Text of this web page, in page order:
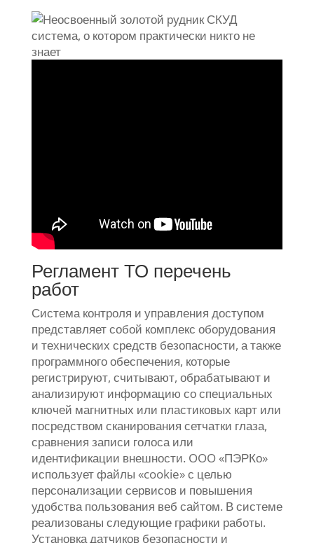
Регламент ТО перечень
работ
Система контроля и управления доступом
представляет собой комплекс оборудования
и технических средств безопасности, а также
программного обеспечения, которые
регистрируют, считывают, обрабатывают и
анализируют информацию со специальных
ключей магнитных или пластиковых карт или
посредством сканирования сетчатки глаза,
сравнения записи голоса или
идентификации внешности. OOO «ПЭРКо»
использует файлы «cookie» с целью
персонализации сервисов и повышения
удобства пользования веб сайтом. В системе
реализованы следующие графики работы.
Установка датчиков безопасности и